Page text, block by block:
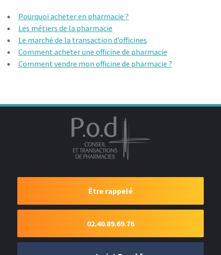
Pourquoi acheter en pharmacie ?
Les métiers de la pharmacie
Le marché de la transaction d’officines
Comment acheter une officine de pharmacie
Comment vendre mon officine de pharmacie ?
Être rappelé
02.40.89.69.76